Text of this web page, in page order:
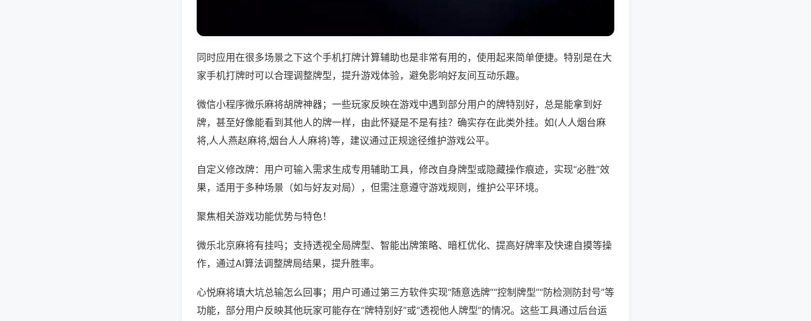
同时应用在很多场景之下这个手机打牌计算辅助也是非常有用的，使用起来简单便捷。特别是在大
家手机打牌时可以合理调整牌型，提升游戏体验，避免影响好友间互动乐趣。
微信小程序微乐麻将胡牌神器；一些玩家反映在游戏中遇到部分用户的牌特别好，总是能拿到好
牌，甚至好像能看到其他人的牌一样，由此怀疑是不是有挂？确实存在此类外挂。如(人人烟台麻
将,人人燕赵麻将,烟台人人麻将)等，建议通过正规途径维护游戏公平。
自定义修改牌：用户可输入需求生成专用辅助工具，修改自身牌型或隐藏操作痕迹，实现“必胜”效
果，适用于多种场景（如与好友对局），但需注意遵守游戏规则，维护公平环境。
聚焦相关游戏功能优势与特色！
微乐北京麻将有挂吗；支持透视全局牌型、智能出牌策略、暗杠优化、提高好牌率及快速自摸等操
作，通过AI算法调整牌局结果，提升胜率。
心悦麻将填大坑总输怎么回事；用户可通过第三方软件实现“随意选牌”“控制牌型”“防检测防封号”等
功能，部分用户反映其他玩家可能存在“牌特别好”或“透视他人牌型”的情况。这些工具通过后台运